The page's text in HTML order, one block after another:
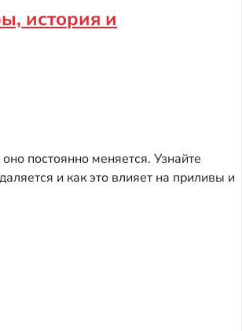
история и
постоянно меняется. Узнайте
и как это влияет на приливы и